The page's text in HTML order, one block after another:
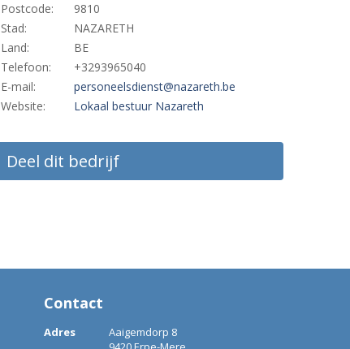
Postcode:
9810
Stad:
NAZARETH
Land:
BE
Telefoon:
+3293965040
E-mail:
personeelsdienst@nazareth.be
Website:
Lokaal bestuur Nazareth
Deel dit bedrijf
Contact
Adres
Aaigemdorp 8